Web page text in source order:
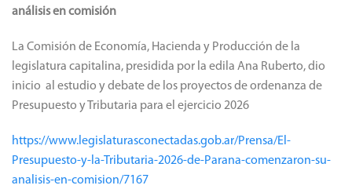
análisis en comisión
La Comisión de Economía, Hacienda y Producción de la
legislatura capitalina, presidida por la edila Ana Ruberto, dio
inicio al estudio y debate de los proyectos de ordenanza de
Presupuesto y Tributaria para el ejercicio 2026
https://www.legislaturasconectadas.gob.ar/Prensa/El-
Presupuesto-y-la-Tributaria-2026-de-Parana-comenzaron-su-
analisis-en-comision/7167